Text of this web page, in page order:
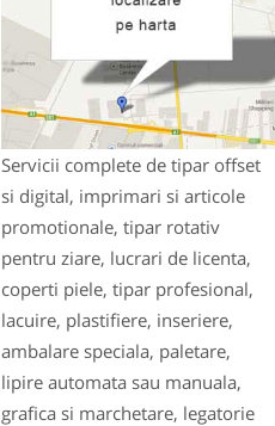
Servicii complete de tipar offset
si digital, imprimari si articole
promotionale, tipar rotativ
pentru ziare, lucrari de licenta,
coperti piele, tipar profesional,
lacuire, plastifiere, inseriere,
ambalare speciala, paletare,
lipire automata sau manuala,
grafica si marchetare, legatorie